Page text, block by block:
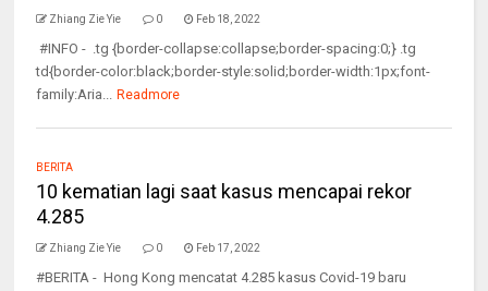
Zhiang Zie Yie 0 Feb 18, 2022
#INFO - .tg {border-collapse:collapse;border-spacing:0;} .tg
td{border-color:black;border-style:solid;border-width:1px;font-
family:Aria... Readmore
BERITA
10 kematian lagi saat kasus mencapai rekor
4.285
Zhiang Zie Yie 0 Feb 17, 2022
#BERITA - Hong Kong mencatat 4.285 kasus Covid-19 baru